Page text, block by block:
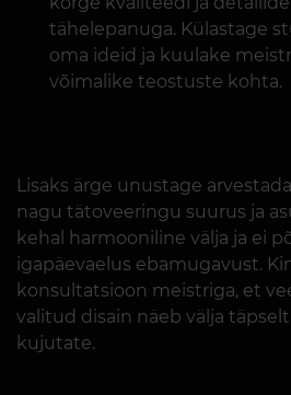
tähelepanuga. Külastage
oma ideid ja kuulake
võimalike teostuste kohta.
Lisaks ärge unustage
nagu tätoveeringu suurus ja
kehal harmooniline välja ja ei
igapäevaelus ebamugavust.
konsultatsioon meistriga, et
valitud disain näeb välja
kujutate.